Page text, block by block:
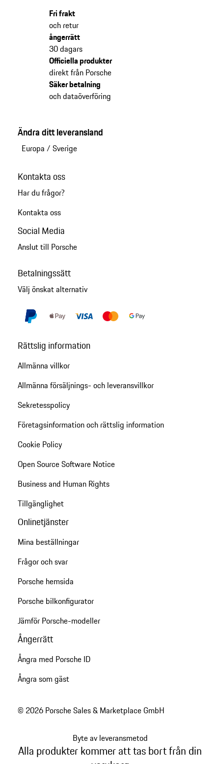
Fri frakt
och retur
ångerrätt
30 dagars
Officiella produkter
direkt från Porsche
Säker betalning
och dataöverföring
Ändra ditt leveransland
Europa / Sverige
Kontakta oss
Har du frågor?
Kontakta oss
Social Media
Anslut till Porsche
Betalningssätt
Välj önskat alternativ
Rättslig information
Allmänna villkor
Allmänna försäljnings- och leveransvillkor
Sekretesspolicy
Företagsinformation och rättslig information
Cookie Policy
Open Source Software Notice
Business and Human Rights
Tillgänglighet
Onlinetjänster
Mina beställningar
Frågor och svar
Porsche hemsida
Porsche bilkonfigurator
Jämför Porsche-modeller
Ångerrätt
Ångra med Porsche ID
Ångra som gäst
© 2026 Porsche Sales & Marketplace GmbH
Byte av leveransmetod
Alla produkter kommer att tas bort från din